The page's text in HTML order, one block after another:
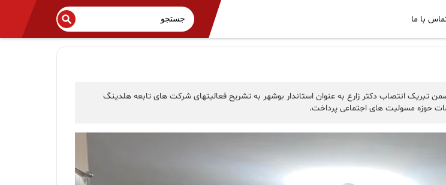
با ما
تبریک انتصاب دکتر زارع به عنوان استاندار بوشهر به تشریح فعالیتهای شرکت های تابعه هلدینگ
حوزه مسولیت های اجتماعی پرداخت.